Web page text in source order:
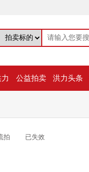
公益拍卖 洪力头条
拍 已失效